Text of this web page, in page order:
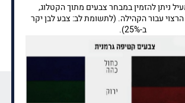
ניתן להזמין במבחר צבעים מתוך הקטלוג,
עבור הקהילה. (לתשומת לב: צבע לבן יקר
ב-25%).